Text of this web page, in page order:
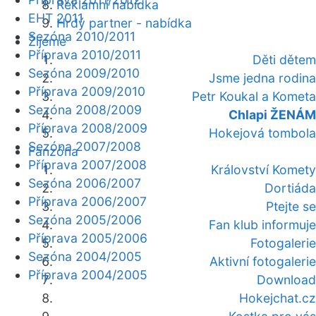
Reklamní nabídka
Hrdý partner - nabídka
Žijeme
Děti dětem
Jsme jedna rodina
Petr Koukal a Kometa
Chlapi ŽENÁM
Hokejová tombola
Fanzóna
Království Komety
Dortiáda
Ptejte se
Fan klub informuje
Fotogalerie
Aktivní fotogalerie
Download
Hokejchat.cz
EHT 2011
Sezóna 2010/2011
Příprava 2010/2011
Sezóna 2009/2010
Příprava 2009/2010
Sezóna 2008/2009
Příprava 2008/2009
Sezóna 2007/2008
Příprava 2007/2008
Sezóna 2006/2007
Příprava 2006/2007
Sezóna 2005/2006
Příprava 2005/2006
Sezóna 2004/2005
Příprava 2004/2005